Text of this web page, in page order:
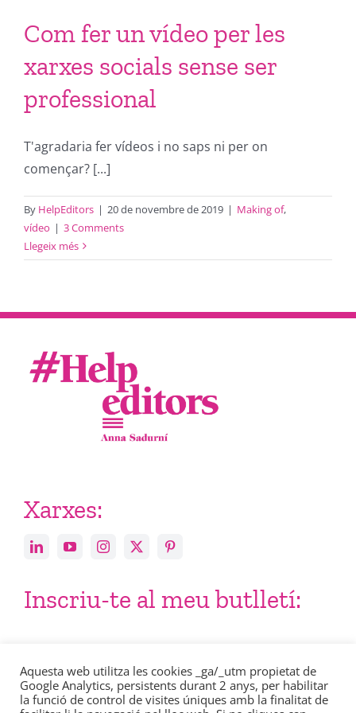
Com fer un vídeo per les
xarxes socials sense ser
professional
T'agradaria fer vídeos i no saps ni per on
començar? [...]
By HelpEditors | 20 de novembre de 2019 | Making of,
vídeo | 3 Comments
Llegeix més
Xarxes:
Inscriu-te al meu butlletí:
Aquesta web utilitza les cookies _ga/_utm propietat de
Google Analytics, persistents durant 2 anys, per habilitar
la funció de control de visites úniques amb la finalitat de